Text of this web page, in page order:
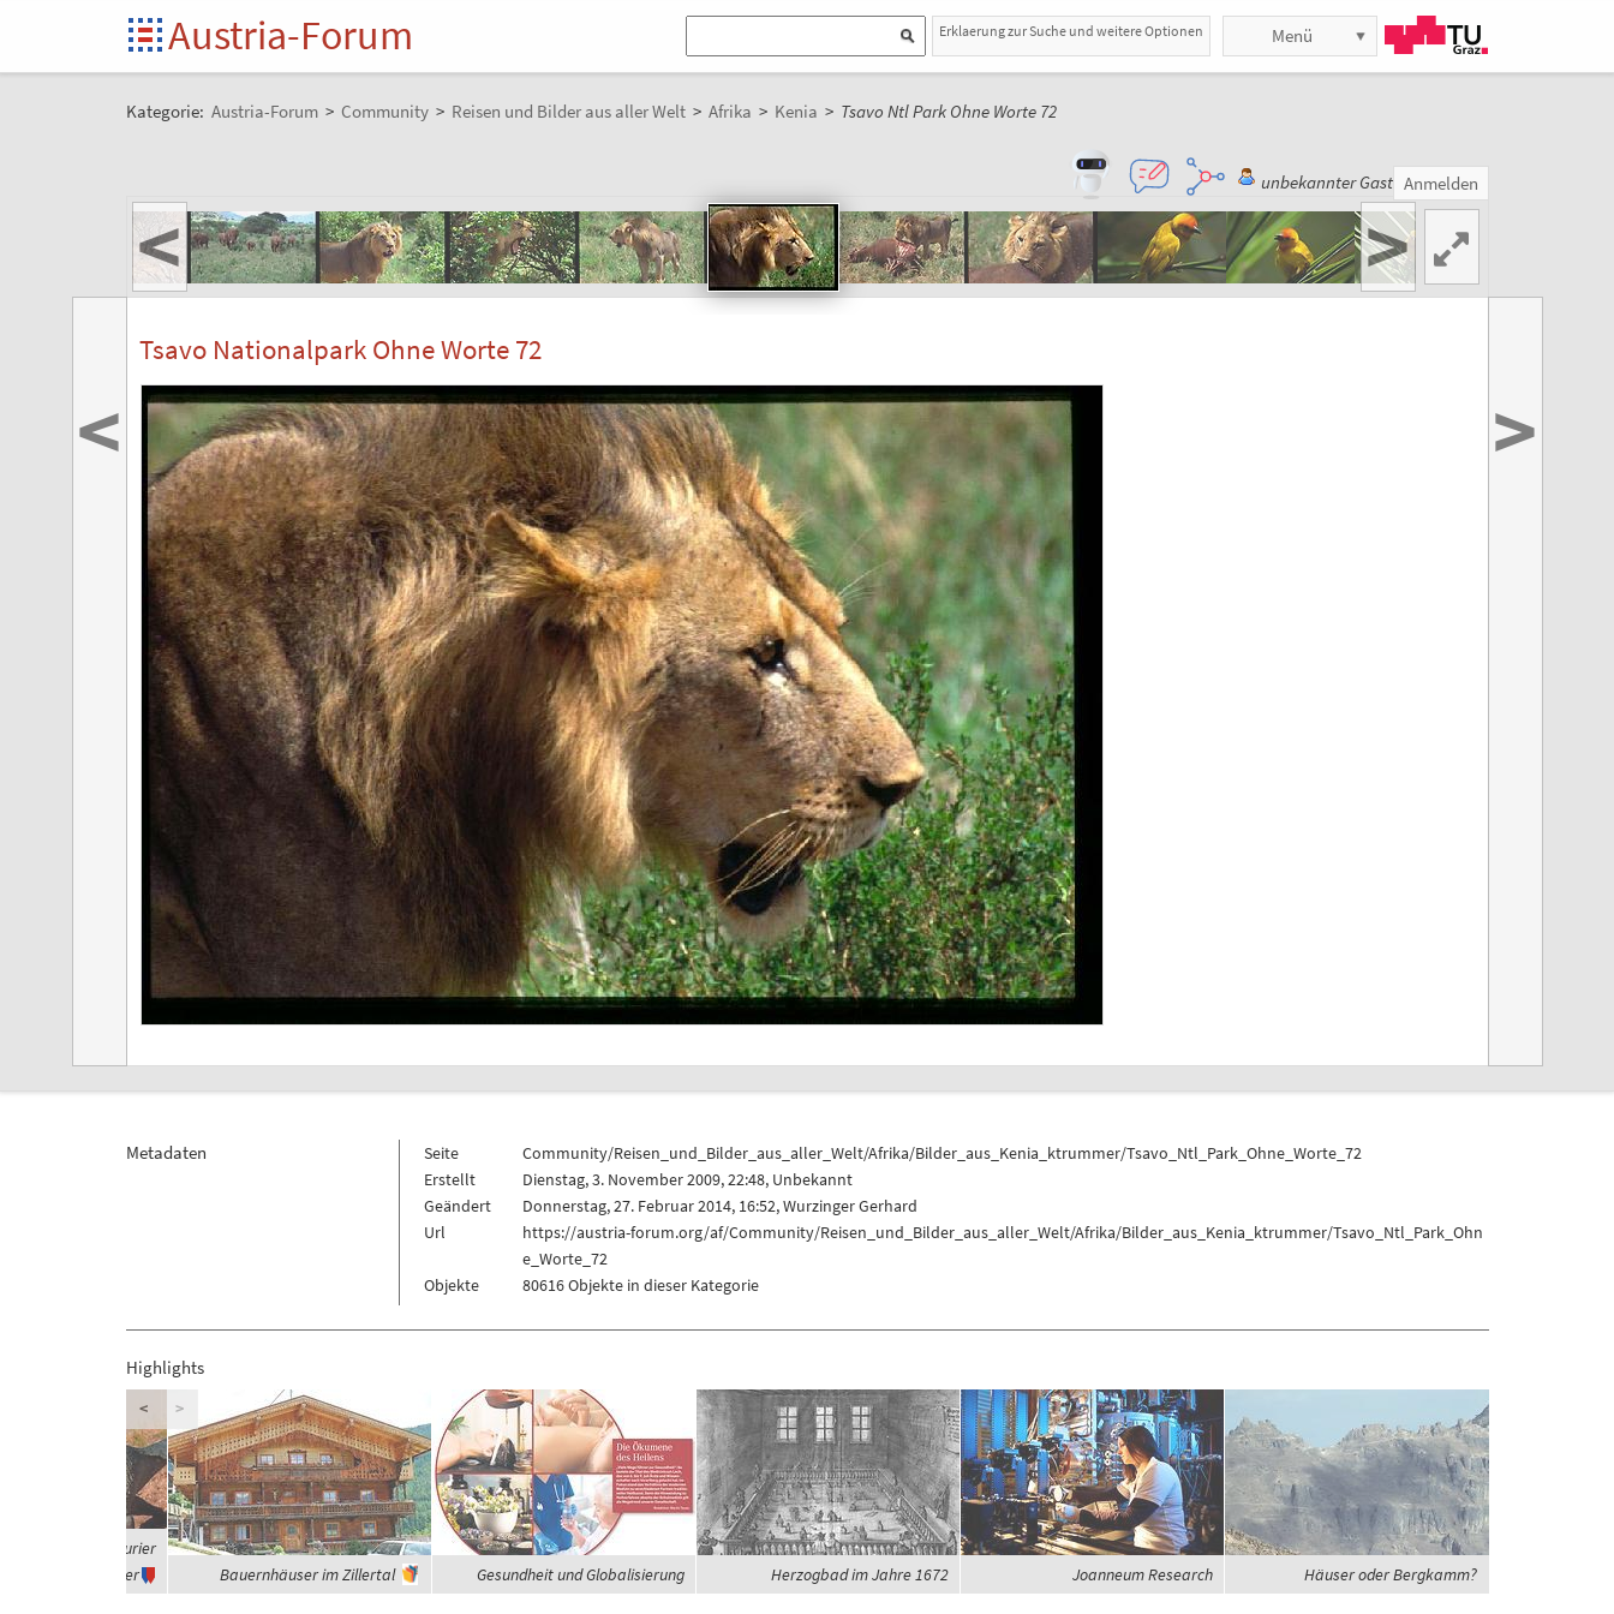
Austria-Forum Erklaerung zur Suche und weitere Optionen Menü
Kategorie: Austria-Forum > Community > Reisen und Bilder aus aller Welt > Afrika > Kenia > Tsavo Ntl Park Ohne Worte 72
unbekannter Gast Anmelden
< >
Tsavo Nationalpark Ohne Worte 72
< >
Metadaten Seite
Community/Reisen_und_Bilder_aus_aller_Welt/Afrika/Bilder_aus_Kenia_ktrummer/Tsavo_Ntl_Park_Ohne_Worte_72
Erstellt
Dienstag, 3. November 2009, 22:48, Unbekannt
Geändert
Donnerstag, 27. Februar 2014, 16:52,Wurzinger Gerhard
Url
https://austria-forum.org/af/Community/Reisen_und_Bilder_aus_aller_Welt/Afrika/Bilder_aus_Kenia_ktrummer/Tsavo_Ntl_Park_Ohn
e_Worte_72
Objekte
80616 Objekte in dieser Kategorie
Highlights
waren die Dinosaurier
Vegetarier
Bauernhäuser im Zillertal Gesundheit und Globalisierung Herzogbad im Jahre 1672 Joanneum Research Häuser oder Bergkamm?
< >